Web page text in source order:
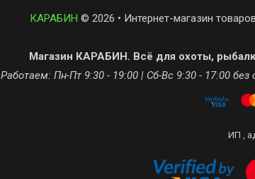
КАРАБИН © 2026 • Интернет-магазин
Магазин КАРАБИН. Всё для охоты,
Работаем: Пн-Пт 9:30 - 19:00 | Сб-Вс 9:30 - 17:00
ИП ,